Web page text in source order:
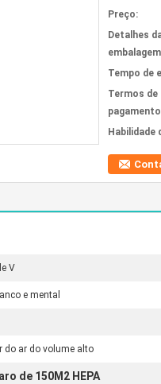
Preço:
Detalhes
Tempo de
Termos de
Habilidade
V
e mental
do ar do volume alto
de 150M2 HEPA